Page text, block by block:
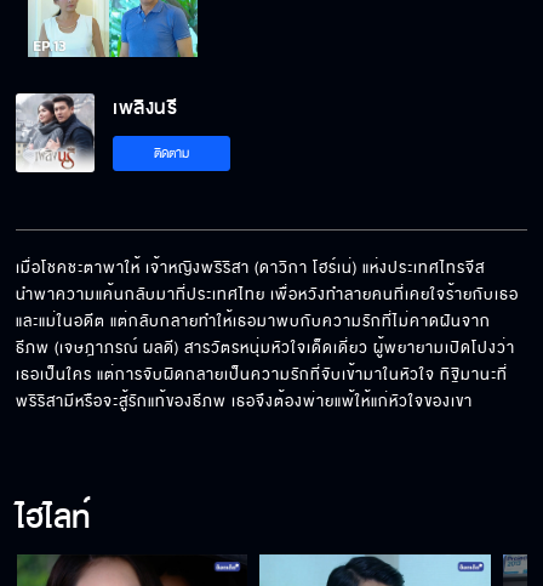
เพลิงนรี
ติดตาม
เมื่อโชคชะตาพาให้ เจ้าหญิงพริริสา (ดาวิกา โฮร์เน่) แห่งประเทศไทรจีส
นำพาความแค้นกลับมาที่ประเทศไทย เพื่อหวังทำลายคนที่เคยใจร้ายกับเธอ
และแม่ในอดีต แต่กลับกลายทำให้เธอมาพบกับความรักที่ไม่คาดฝันจาก
ธีภพ (เจษฎาภรณ์ ผลดี) สารวัตรหนุ่มหัวใจเด็ดเดี่ยว ผู้พยายามเปิดโปงว่า
เธอเป็นใคร แต่การจับผิดกลายเป็นความรักที่จับเข้ามาในหัวใจ ทิฐิมานะที่
พริริสามีหรือจะสู้รักแท้ของธีภพ เธอจึงต้องพ่ายแพ้ให้แก่หัวใจของเขา
ไฮไลท์